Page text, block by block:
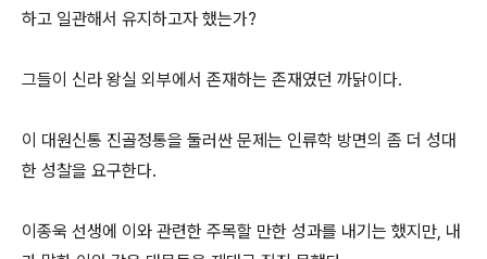
하고 일관해서 유지하고자 했는가?
그들이 신라 왕실 외부에서 존재하는 존재였던 까닭이다.
이 대원신통 진골정통을 둘러싼 문제는 인류학 방면의 좀 더 성대
한 성찰을 요구한다.
이종욱 선생에 이와 관련한 주목할 만한 성과를 내기는 했지만, 내